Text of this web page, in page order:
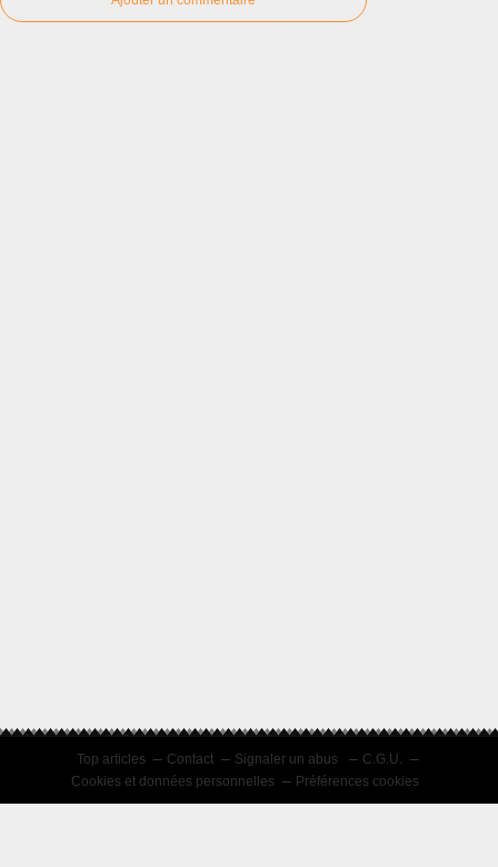
Top articles Contact Signaler un abus
C.G.U.
Cookies et données personnelles
Préférences cookies